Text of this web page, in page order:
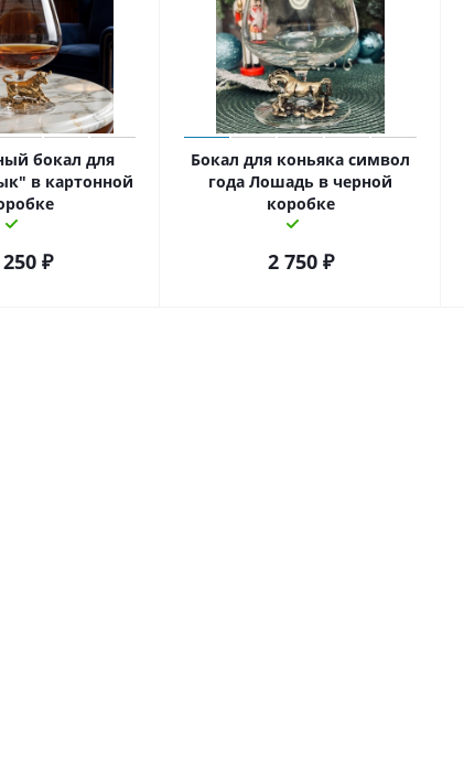
бокал для
в картонной
₽
Бокал для коньяка символ
года Лошадь в черной
коробке
2 750₽